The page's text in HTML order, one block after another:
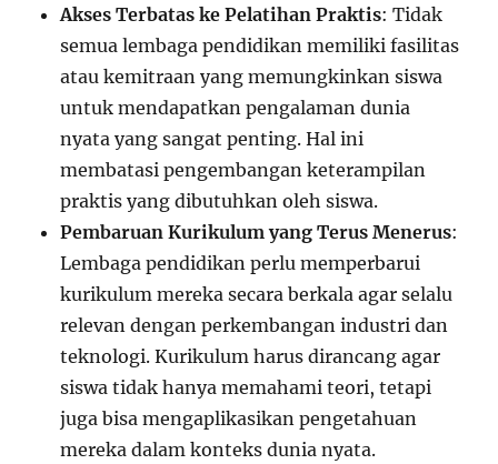
Akses Terbatas ke Pelatihan Praktis: Tidak
semua lembaga pendidikan memiliki fasilitas
atau kemitraan yang memungkinkan siswa
untuk mendapatkan pengalaman dunia
nyata yang sangat penting. Hal ini
membatasi pengembangan keterampilan
praktis yang dibutuhkan oleh siswa.
Pembaruan Kurikulum yang Terus Menerus:
Lembaga pendidikan perlu memperbarui
kurikulum mereka secara berkala agar selalu
relevan dengan perkembangan industri dan
teknologi. Kurikulum harus dirancang agar
siswa tidak hanya memahami teori, tetapi
juga bisa mengaplikasikan pengetahuan
mereka dalam konteks dunia nyata.